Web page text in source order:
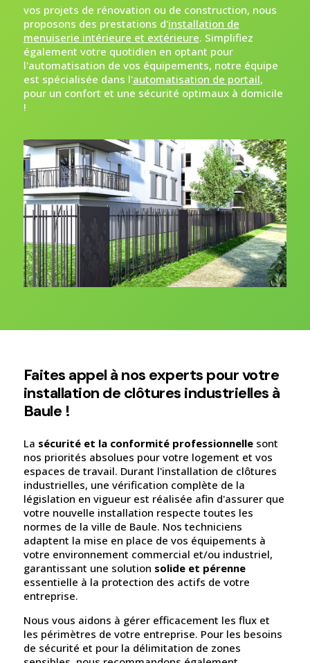
vos projets de rénovation ou de construction, nous
proposons des prestations d'installation de
menuiserie intérieure et extérieure. Simplifiez
également votre quotidien en optant pour
l'automatisation de vos équipements, notre équipe
est spécialisée dans l'automatisation de portail,
pour un confort et une sécurité optimaux à domicile
!
Faites appel à nos experts pour votre
installation de clôtures industrielles à
Baule !
La sécurité et la conformité professionnellesont
nos priorités absolues pour votre logement et vos
espaces de travail. Durant l'installation de clôtures
industrielles, une vérification complète de la
législation en vigueur est réalisée afin d'assurer que
votre nouvelle installation respecte toutes les
normes de la ville de Baule. Nos techniciens
adaptent la mise en place de vos équipements à
votre environnement commercial et/ou industriel,
garantissant une solution solide et pérenne
essentielle à la protection des actifs de votre
entreprise.
Nous vous aidons à gérer efficacement les flux et
les périmètres de votre entreprise. Pour les besoins
de sécurité et pour la délimitation de zones